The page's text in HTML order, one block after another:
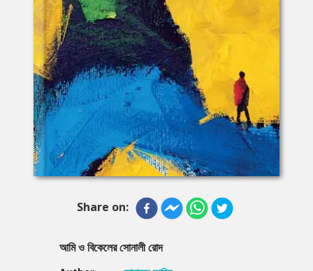
Share on:
আমি ও বিকেলের সোনালী রোদ